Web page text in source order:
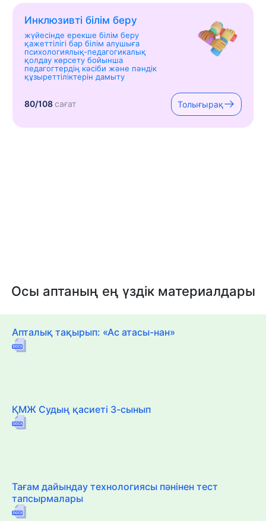
Инклюзивті білім беру
жүйесінде ерекше білім беру
қажеттілігі бар білім алушыға
психологиялық-педагогикалық
қолдау көрсету бойынша
педагогтердің кәсіби және пәндік
құзыреттіліктерін дамыту
80/108сағат Толығырақ
Осы аптаның ең үздік материалдары
Апталық тақырып: «Ас атасы-нан»
ҚМЖ Судың қасиеті 3-сынып
Тағам дайындау технологиясы пәнінен тест
тапсырмалары